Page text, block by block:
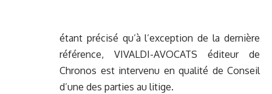
étant précisé qu’à l’exception de la dernière
référence, VIVALDI-AVOCATS éditeur de
Chronos est intervenu en qualité de Conseil
d’une des parties au litige.